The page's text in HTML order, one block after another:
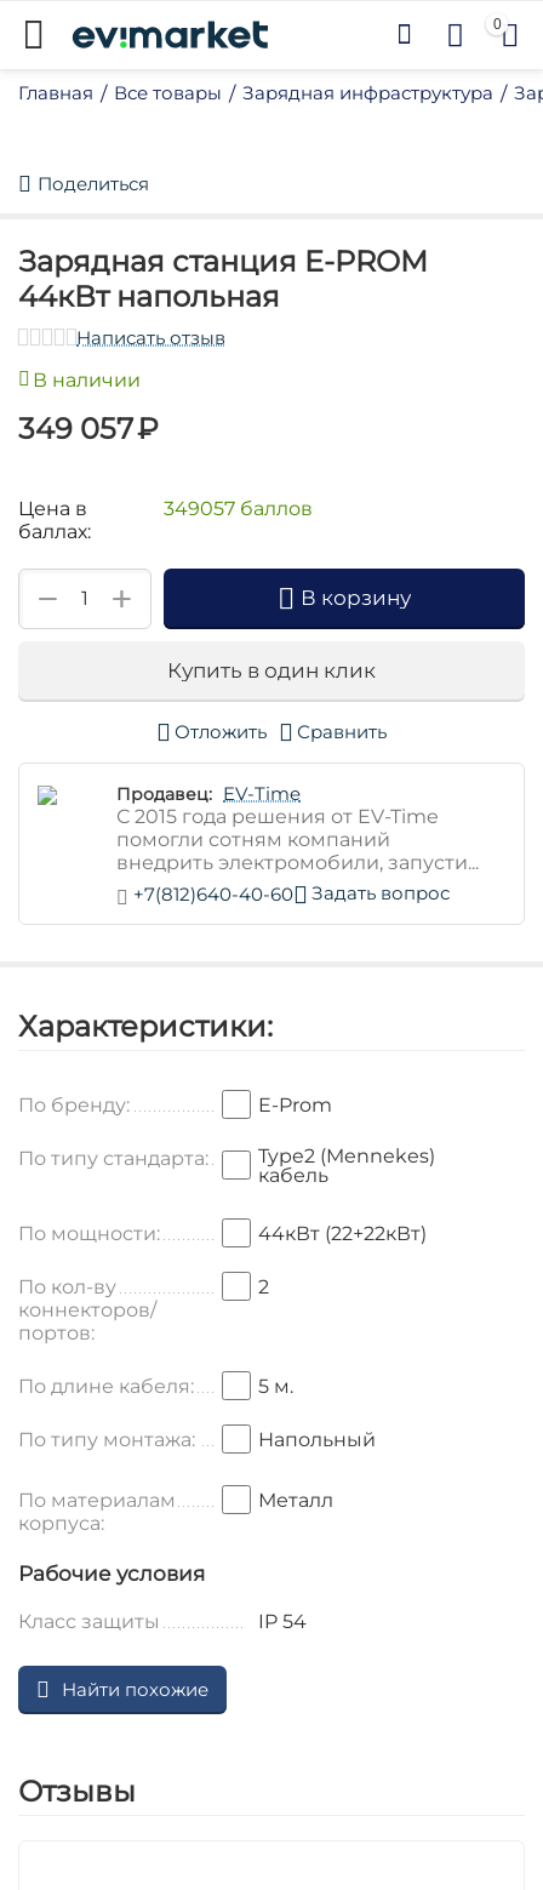
0
Главная / Все товары / Зарядная инфраструктура /
Поделиться
Зарядная станция E-PROM
44кВт напольная
Написать отзыв
В наличии
349 057₽
Цена в
баллах:
349057 баллов
+
− В корзину
Купить в один клик
Отложить Сравнить
Продавец: EV-Time
С 2015 года решения от EV-Time
помогли сотням компаний
внедрить электромобили, запусти...
+7(812)640-40-60
Задать вопрос
Характеристики:
По бренду: E-Prom
По типу стандарта:
Type2 (Mennekes)
кабель
По мощности: 44кВт (22+22кВт)
По кол-ву
коннекторов/
портов:
2
По длине кабеля: 5 м.
По типу монтажа: Напольный
По материалам
корпуса:
Металл
Рабочие условия
Класс защиты IP 54
Найти похожие
Отзывы